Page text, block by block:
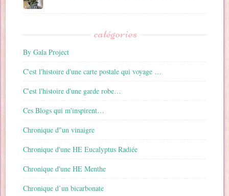
catégories
By Gala Project
C'est l'histoire d'une carte postale qui voyage …
C'est l'histoire d'une garde robe…
Ces Blogs qui m'inspirent…
Chronique d"un vinaigre
Chronique d'une HE Eucalyptus Radiée
Chronique d'une HE Menthe
Chronique d’un bicarbonate